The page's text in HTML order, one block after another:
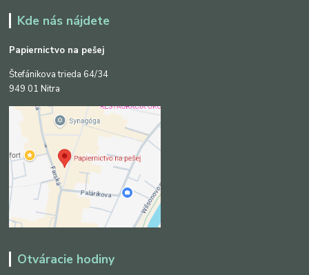
Kde nás nájdete
Papiernictvo na pešej
Štefánikova trieda 64/34
949 01 Nitra
Otváracie hodiny